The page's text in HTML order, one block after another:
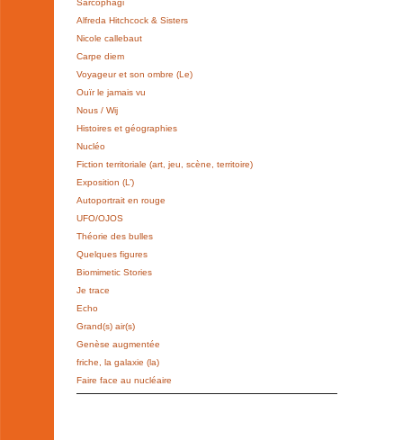
Sarcophagi
Alfreda Hitchcock & Sisters
Nicole callebaut
Carpe diem
Voyageur et son ombre (Le)
Ouïr le jamais vu
Nous / Wij
Histoires et géographies
Nucléo
Fiction territoriale (art, jeu, scène, territoire)
Exposition (L’)
Autoportrait en rouge
UFO/OJOS
Théorie des bulles
Quelques figures
Biomimetic Stories
Je trace
Echo
Grand(s) air(s)
Genèse augmentée
friche, la galaxie (la)
Faire face au nucléaire